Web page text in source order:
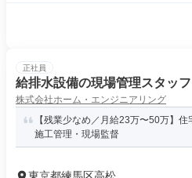
正社員
給排水設備の現場管理スタッフ
株式会社ホーム・エンジニアリング
【残業少なめ／月給23万〜50万】
施工管理・現場監督